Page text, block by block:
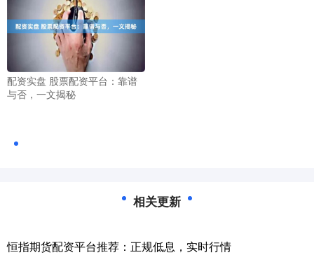
配资实盘 股票配资平台：靠谱
与否，一文揭秘
相关更新
恒指期货配资平台推荐：正规低息，实时行情